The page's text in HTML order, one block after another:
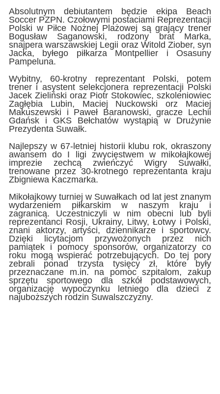
Absolutnym debiutantem będzie ekipa Beach
Soccer PZPN. Czołowymi postaciami Reprezentacji
Polski w Piłce Nożnej Plażowej są grający trener
Bogusław Saganowski, rodzony brat Marka,
snajpera warszawskiej Legii oraz Witold Ziober, syn
Jacka, byłego piłkarza Montpellier i Osasuny
Pampeluna.
Wybitny, 60-krotny reprezentant Polski, potem
trener i asystent selekcjonera reprezentacji Polski
Jacek Zieliński oraz Piotr Stokowiec, szkoleniowiec
Zagłębia Lubin, Maciej Nuckowski orz Maciej
Makuszewski i Paweł Baranowski, gracze Lechii
Gdańsk i GKS Bełchatów wystąpią w Drużynie
Prezydenta Suwałk.
Najlepszy w 67-letniej historii klubu rok, okraszony
awansem do I ligi zwycięstwem w mikołajkowej
imprezie zechcą zwieńczyć Wigry Suwałki,
trenowane przez 30-krotnego reprezentanta kraju
Zbigniewa Kaczmarka.
Mikołajkowy turniej w Suwałkach od lat jest znanym
wydarzeniem piłkarskim w naszym kraju i
zagranicą. Uczestniczyli w nim obecni lub byli
reprezentanci Rosji, Ukrainy, Litwy, Łotwy i Polski,
znani aktorzy, artyści, dziennikarze i sportowcy.
Dzięki licytacjom przywożonych przez nich
pamiątek i pomocy sponsorów, organizatorzy co
roku mogą wspierać potrzebujących. Do tej pory
zebrali ponad trzysta tysięcy zł, które były
przeznaczane m.in. na pomoc szpitalom, zakup
sprzętu sportowego dla szkół podstawowych,
organizację wypoczynku letniego dla dzieci z
najuboższych rodzin Suwalszczyzny.